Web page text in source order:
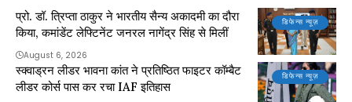
डिफेन्स न्यूज़
प्रो. डॉ. त्रिप्ता ठाकुर ने भारतीय सैन्य अकादमी का दौरा
किया, कमांडेंट लेफ्टिनेंट जनरल नागेंद्र सिंह से मिलीं
August 6, 2026
डिफेन्स न्यूज़
स्क्वाड्रन लीडर भावना कांत ने प्रतिष्ठित फाइटर कॉम्बैट
लीडर कोर्स पास कर रचा IAF इतिहास